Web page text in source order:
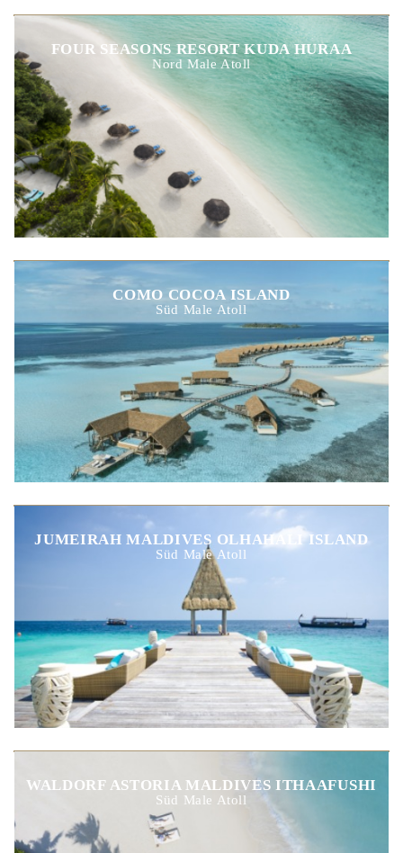
FOUR SEASONS RESORT KUDA HURAA
Nord Male Atoll
COMO COCOA ISLAND
Süd Male Atoll
JUMEIRAH MALDIVES OLHAHALI ISLAND
Süd Male Atoll
WALDORF ASTORIA MALDIVES ITHAAFUSHI
Süd Male Atoll